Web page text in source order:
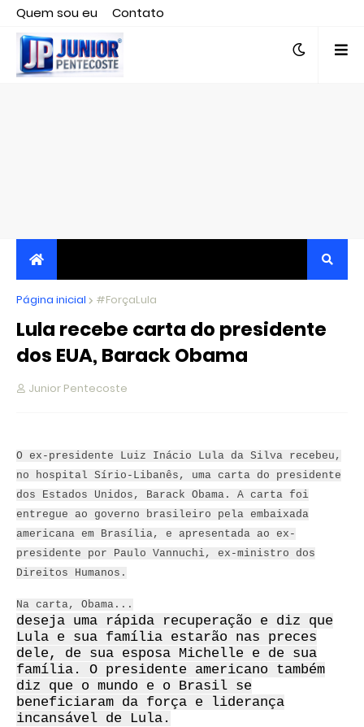
Quem sou eu
Contato
Editor responsável, jornalista Clovis Almeida.
JORNALISMO INDEPENDENTE, TRANSPARENTE E
CRÍTICO
Página inicial #ForçaLula
Lula recebe carta do presidente
dos EUA, Barack Obama
Junior Pentecoste
O ex-presidente Luiz Inácio Lula da Silva recebeu,
no hospital Sírio-Libanês, uma carta do presidente
dos Estados Unidos, Barack Obama. A carta foi
entregue ao governo brasileiro pela embaixada
americana em Brasília, e apresentada ao ex-
presidente por Paulo Vannuchi, ex-ministro dos
Direitos Humanos.
Na carta, Obama...
deseja uma rápida recuperação e diz que
Lula e sua família estarão nas preces
dele, de sua esposa Michelle e de sua
família. O presidente americano também
diz que o mundo e o Brasil se
beneficiaram da força e liderança
incansável de Lula.